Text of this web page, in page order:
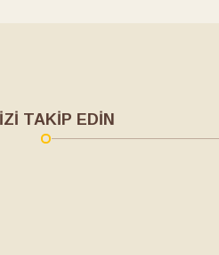
TAKİP EDİN